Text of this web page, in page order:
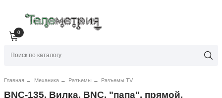
0
Главная → Механика → Разъемы → Разъемы TV
BNC-135, Вилка, BNC, "папа", прямой,